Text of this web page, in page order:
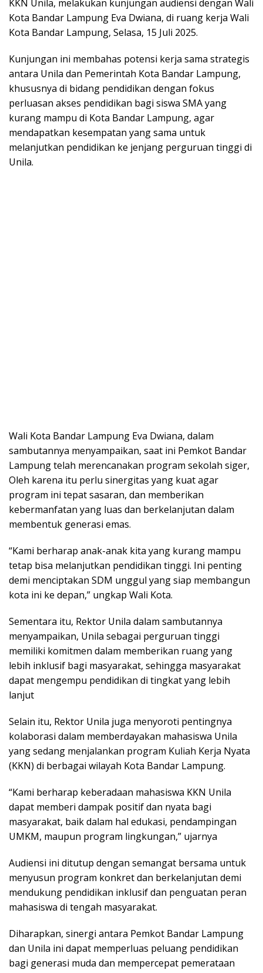
KKN Unila, melakukan kunjungan audiensi dengan Wali
Kota Bandar Lampung Eva Dwiana, di ruang kerja Wali
Kota Bandar Lampung, Selasa, 15 Juli 2025.
Kunjungan ini membahas potensi kerja sama strategis
antara Unila dan Pemerintah Kota Bandar Lampung,
khususnya di bidang pendidikan dengan fokus
perluasan akses pendidikan bagi siswa SMA yang
kurang mampu di Kota Bandar Lampung, agar
mendapatkan kesempatan yang sama untuk
melanjutkan pendidikan ke jenjang perguruan tinggi di
Unila.
Wali Kota Bandar Lampung Eva Dwiana, dalam
sambutannya menyampaikan, saat ini Pemkot Bandar
Lampung telah merencanakan program sekolah siger,
Oleh karena itu perlu sinergitas yang kuat agar
program ini tepat sasaran, dan memberikan
kebermanfatan yang luas dan berkelanjutan dalam
membentuk generasi emas.
“Kami berharap anak-anak kita yang kurang mampu
tetap bisa melanjutkan pendidikan tinggi. Ini penting
demi menciptakan SDM unggul yang siap membangun
kota ini ke depan,” ungkap Wali Kota.
Sementara itu, Rektor Unila dalam sambutannya
menyampaikan, Unila sebagai perguruan tinggi
memiliki komitmen dalam memberikan ruang yang
lebih inklusif bagi masyarakat, sehingga masyarakat
dapat mengempu pendidikan di tingkat yang lebih
lanjut
Selain itu, Rektor Unila juga menyoroti pentingnya
kolaborasi dalam memberdayakan mahasiswa Unila
yang sedang menjalankan program Kuliah Kerja Nyata
(KKN) di berbagai wilayah Kota Bandar Lampung.
“Kami berharap keberadaan mahasiswa KKN Unila
dapat memberi dampak positif dan nyata bagi
masyarakat, baik dalam hal edukasi, pendampingan
UMKM, maupun program lingkungan,” ujarnya
Audiensi ini ditutup dengan semangat bersama untuk
menyusun program konkret dan berkelanjutan demi
mendukung pendidikan inklusif dan penguatan peran
mahasiswa di tengah masyarakat.
Diharapkan, sinergi antara Pemkot Bandar Lampung
dan Unila ini dapat memperluas peluang pendidikan
bagi generasi muda dan mempercepat pemerataan